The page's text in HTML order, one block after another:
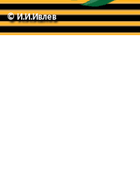
© И.И.Ивлев